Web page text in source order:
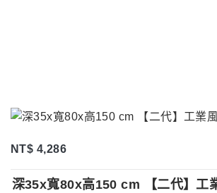
NT$ 4,286
深35x寬80x高150 cm 【二代】工